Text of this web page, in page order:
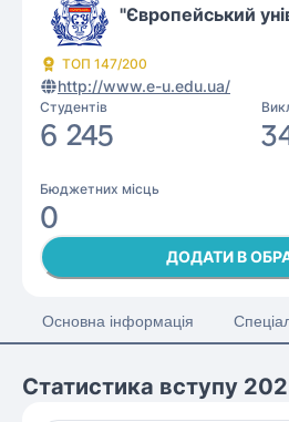
"Європейський
ТОП 147/200
http://www.e-u.edu.ua/
Студентів
6 245
Бюджетних місць
0
ДОДАТИ В
Основна інформація
Статистика вступу